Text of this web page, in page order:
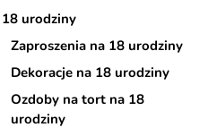
18 urodziny
Zaproszenia na 18 urodziny
Dekoracje na 18 urodziny
Ozdoby na tort na 18
urodziny